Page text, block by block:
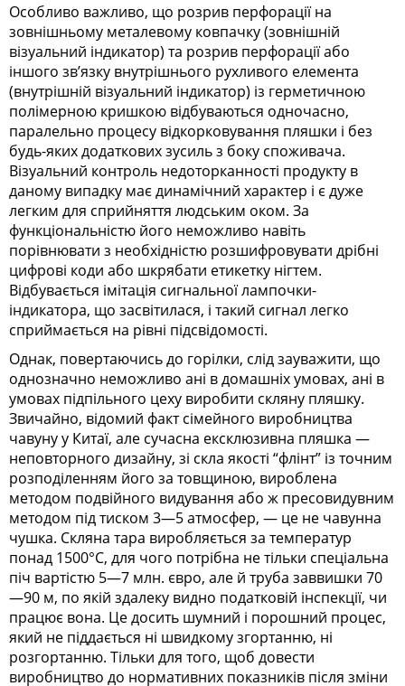
Особливо важливо, що розрив перфорації на
зовнішньому металевому ковпачку (зовнішній
візуальний індикатор) та розрив перфорації або
іншого зв’язку внутрішнього рухливого елемента
(внутрішній візуальний індикатор) із герметичною
полімерною кришкою відбуваються одночасно,
паралельно процесу відкорковування пляшки і без
будь-яких додаткових зусиль з боку споживача.
Візуальний контроль недоторканності продукту в
даному випадку має динамічний характер і є дуже
легким для сприйняття людським оком. За
функціональністю його неможливо навіть
порівнювати з необхідністю розшифровувати дрібні
цифрові коди або шкрябати етикетку нігтем.
Відбувається імітація сигнальної лампочки-
індикатора, що засвітилася, і такий сигнал легко
сприймається на рівні підсвідомості.
Однак, повертаючись до горілки, слід зауважити, що
однозначно неможливо ані в домашніх умовах, ані в
умовах підпільного цеху виробити скляну пляшку.
Звичайно, відомий факт сімейного виробництва
чавуну у Китаї, але сучасна ексклюзивна пляшка —
неповторного дизайну, зі скла якості “флінт” із точним
розподіленням його за товщиною, вироблена
методом подвійного видування або ж пресовидувним
методом під тиском 3—5 атмосфер, — це не чавунна
чушка. Скляна тара виробляється за температур
понад 1500°С, для чого потрібна не тільки спеціальна
піч вартістю 5—7 млн. євро, але й труба заввишки 70
—90 м, по якій здалеку видно податковій інспекції, чи
працює вона. Це досить шумний і порошний процес,
який не піддається ні швидкому згортанню, ні
розгортанню. Тільки для того, щоб довести
виробництво до нормативних показників після зміни